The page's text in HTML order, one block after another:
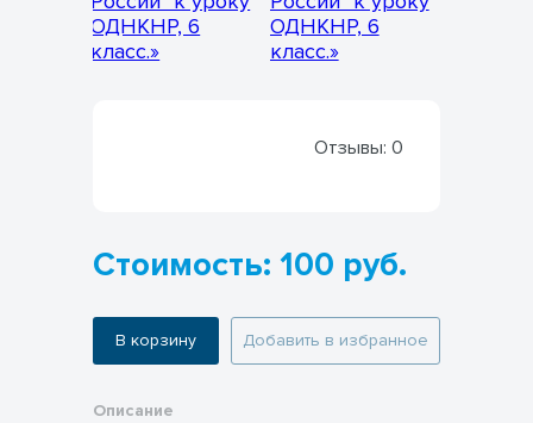
Отзывы: 0
Стоимость: 100 руб.
В корзину Добавить в избранное
Описание